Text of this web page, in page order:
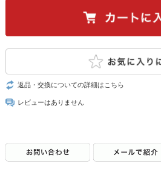
返品・交換についての詳細はこちら
レビューはありません